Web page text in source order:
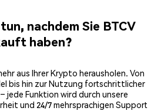
nachdem Sie BTCV
haben?
aus Ihrer Krypto herausholen. Von
bis hin zur Nutzung fortschrittlicher
jede Funktion wird durch unsere
und 24/7 mehrsprachigen Support